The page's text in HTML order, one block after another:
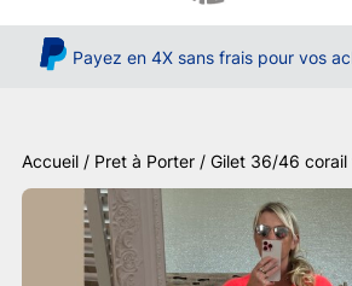
Payez en 4X sans frais pour vos
Accueil / Pret à Porter / Gilet 36/46 corail